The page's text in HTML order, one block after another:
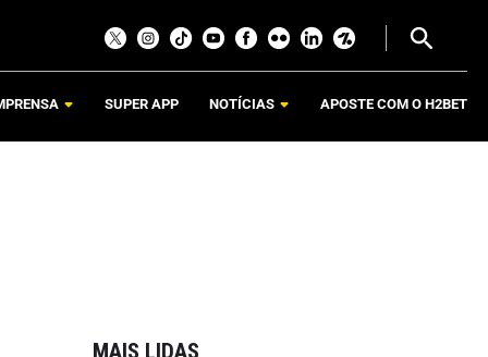
SUPER APP NOTÍCIAS APOSTE COM O H2BET
MAIS LIDAS